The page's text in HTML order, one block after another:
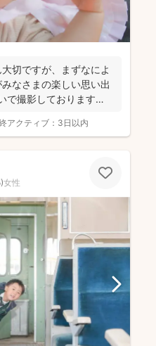
切ですが、まずなによ
なさまの楽しい思い出
で撮影しております！
アクティブ： 3日以内
)女性